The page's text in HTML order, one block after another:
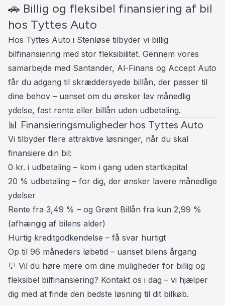
✅ ADAPTIV FARTPILOT 🚗↔️🚗
✅ FULD LED IQ.LIGHT FORLYGTER ( MATRIX ) 🌌💡
✅ FJERNLYSASSISTENT 🌌💡
✅ DYNAMISK KURVELYS 💡
✅ AUTOMATISK LYS 💡
✅ APPLE CARPLAY 🍏 & ANDROID AUTO (
TRÅDLØS )
✅ 19" SOMMER ☀️ & 17” VINTERHJUL ❄️
✅ EL-SVINGBART TRÆK - 1.800 KG 🐎🚤
✅ BAKKAMERA 📸
✅ PARKERINGSSENSOR FOR- OG BAG 🔉🔊
✅ AUTOMATISK PARKERINGSSYSTEM 🅿️
✅ NØGLEFRI BETJENING 🔑
✅ AMBIENTEBELYSNING ⚪🟠🔵🔴
✅ SORT LOFTHIMMEL ⚫
✅ HEAD-UP DISPLAY 🖥️
✅ DIGITALT COCKPIT 🖥️
✅ DAB+ RADIO 🎶
✅ NAVIGATION 🌍
✅ TRÆTHEDSREGISTRERING ☕
✅ SKILTEGENKENDELSE 🚫
🚗 Billig og fleksibel finansiering af bil
hos Tyttes Auto
Hos Tyttes Auto i Stenløse tilbyder vi billig
bilfinansiering med stor fleksibilitet. Gennem vores
samarbejde med Santander, Al-Finans og Accept Auto
får du adgang til skræddersyede billån, der passer til
dine behov – uanset om du ønsker lav månedlig
ydelse, fast rente eller billån uden udbetaling.
📊 Finansieringsmuligheder hos Tyttes Auto
Vi tilbyder flere attraktive løsninger, når du skal
finansiere din bil:
0 kr. i udbetaling – kom i gang uden startkapital
20 % udbetaling – for dig, der ønsker lavere månedlige
ydelser
Rente fra 3,49 % – og Grønt Billån fra kun 2,99 %
(afhængig af bilens alder)
Hurtig kreditgodkendelse – få svar hurtigt
Op til 96 måneders løbetid – uanset bilens årgang
💬 Vil du høre mere om dine muligheder for billig og
fleksibel bilfinansiering? Kontakt os i dag – vi hjælper
dig med at finde den bedste løsning til dit bilkøb.